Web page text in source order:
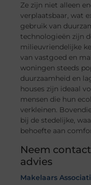
Ze zijn niet alleen
verplaatsbaar, wat
gebruik van
technologieën zijn
milieuvriendelijke
van vastgoed en
woningen steeds
duurzaamheid en
houses zijn ideaal
mensen die hun
verkleinen.
bij de stedelijke,
behoefte aan
Neem
advies
Makelaars